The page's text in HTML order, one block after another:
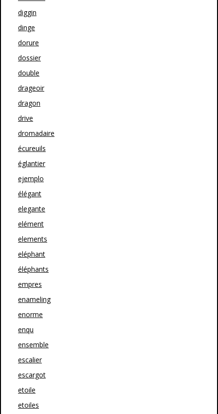
diggin
dinge
dorure
dossier
double
drageoir
dragon
drive
dromadaire
écureuils
églantier
ejemplo
élégant
elegante
elément
elements
eléphant
éléphants
empres
enameling
enorme
enqu
ensemble
escalier
escargot
etoile
etoiles